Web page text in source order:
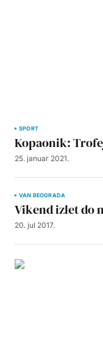
SPORT
Kopaonik:
25. januar 2021.
VAN BEOGRADA
Vikend izlet do
20. jul 2017.